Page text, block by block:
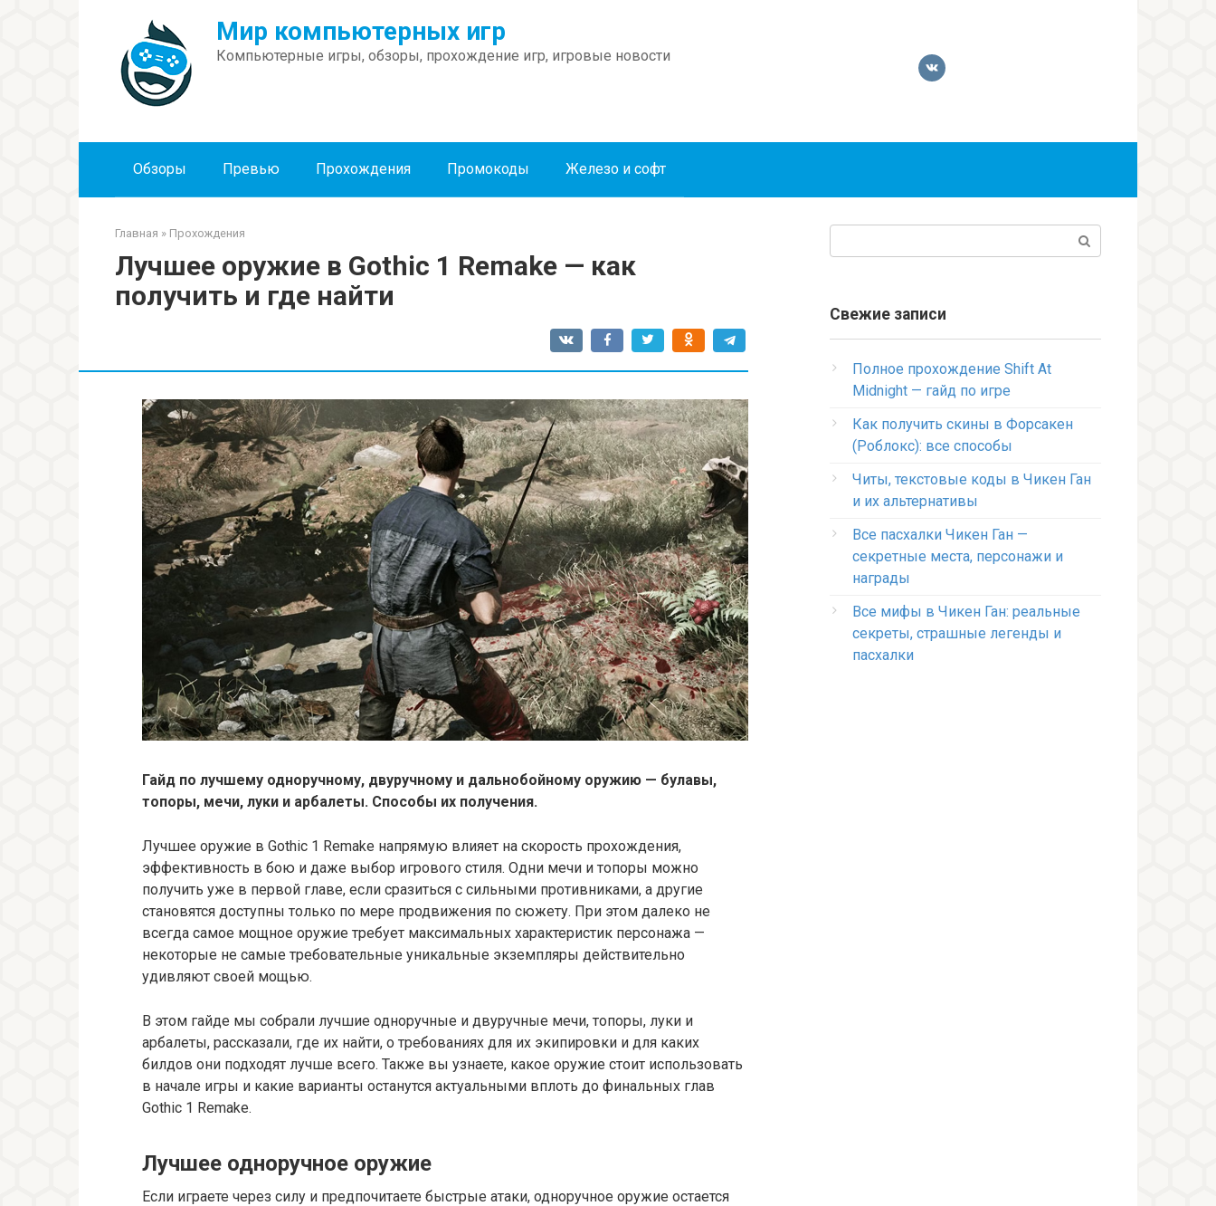
Мир компьютерных игр
Компьютерные игры, обзоры, прохождение игр, игровые новости
Обзоры Превью Прохождения Промокоды Железо и софт
Главная » Прохождения
Лучшее оружие в Gothic 1 Remake — как
получить и где найти
Гайд по лучшему одноручному, двуручному и дальнобойному оружию — булавы,
топоры, мечи, луки и арбалеты. Способы их получения.
Лучшее оружие в Gothic 1 Remake напрямую влияет на скорость прохождения,
эффективность в бою и даже выбор игрового стиля. Одни мечи и топоры можно
получить уже в первой главе, если сразиться с сильными противниками, а другие
становятся доступны только по мере продвижения по сюжету. При этом далеко не
всегда самое мощное оружие требует максимальных характеристик персонажа —
некоторые не самые требовательные уникальные экземпляры действительно
удивляют своей мощью.
В этом гайде мы собрали лучшие одноручные и двуручные мечи, топоры, луки и
арбалеты, рассказали, где их найти, о требованиях для их экипировки и для каких
билдов они подходят лучше всего. Также вы узнаете, какое оружие стоит использовать
в начале игры и какие варианты останутся актуальными вплоть до финальных глав
Gothic 1 Remake.
Лучшее одноручное оружие
Если играете через силу и предпочитаете быстрые атаки, одноручное оружие остается
Свежие записи
Полное прохождение Shift At
Midnight — гайд по игре
Как получить скины в Форсакен
(Роблокс): все способы
Читы, текстовые коды в Чикен Ган
и их альтернативы
Все пасхалки Чикен Ган —
секретные места, персонажи и
награды
Все мифы в Чикен Ган: реальные
секреты, страшные легенды и
пасхалки